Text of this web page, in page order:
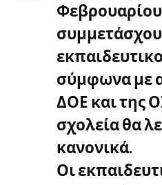
σύμφωνα με
ΔΟΕ και της
σχολεία θα
κανονικά.
Οι